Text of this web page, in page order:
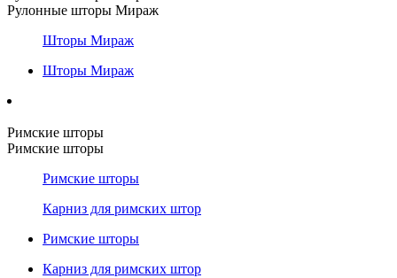
Рулонные шторы Мираж
Шторы Мираж
Шторы Мираж
Римские шторы
Римские шторы
Римские шторы
Карниз для римских штор
Римские шторы
Карниз для римских штор